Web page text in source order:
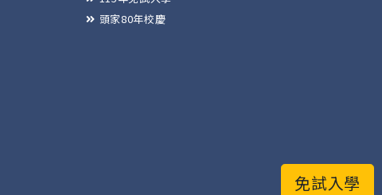
免試入學
頭家80年校慶